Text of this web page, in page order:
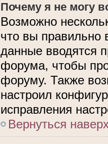
Почему я не могу
Возможно
что вы правильно
данные вводятся
форума, чтобы
форуму. Также
настроил
исправления
Вернуться